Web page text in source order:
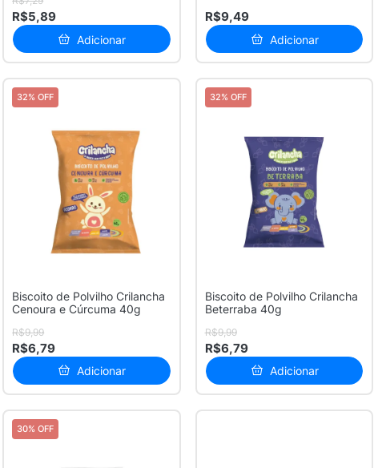
R$5,89
Adicionar
R$9,49
Adicionar
32% OFF
Biscoito de Polvilho Crilancha
Cenoura e Cúrcuma 40g
R$9,99
R$6,79
Adicionar
32% OFF
Biscoito de Polvilho Crilancha
Beterraba 40g
R$9,99
R$6,79
Adicionar
30% OFF